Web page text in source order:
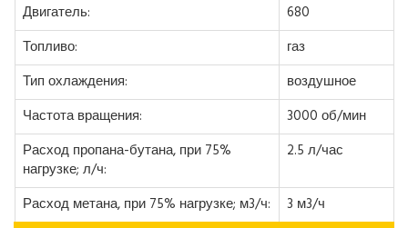
Двигатель:
680
Топливо:
газ
Тип охлаждения:
воздушное
Частота вращения:
3000 об/мин
Расход пропана-бутана, при 75%
нагрузке; л/ч:
2.5 л/час
Расход метана, при 75% нагрузке; м3/ч: 3 м3/ч